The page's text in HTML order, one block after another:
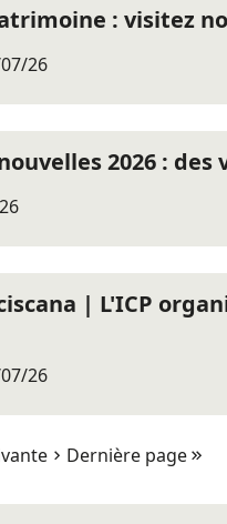
: visitez
26
2026 :
| L'ICP
26
Dernière page